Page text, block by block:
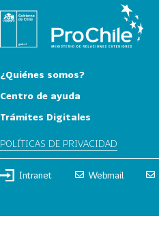
¿Quiénes somos?
Centro de ayuda
Trámites Digitales
POLÍTICAS DE PRIVACIDAD
Intranet Webmail